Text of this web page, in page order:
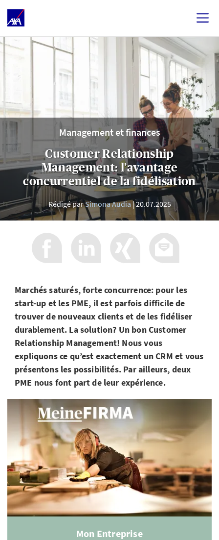
Management et finances
Customer Relationship
Management: l’avantage
concurrentiel de la fidélisation
Rédigé parSimona Audia 20.07.2025
Marchés saturés, forte concurrence: pour les
start-up et les PME, il est parfois difficile de
trouver de nouveaux clients et de les fidéliser
durablement. La solution? Un bon Customer
Relationship Management! Nous vous
expliquons ce qu’est exactement un CRM et vous
présentons les possibilités. Par ailleurs, deux
PME nous font part de leur expérience.
Mon Entreprise